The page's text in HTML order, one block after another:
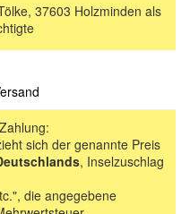
37603 Holzminden als
sich der genannte Preis
, Inselzuschlag
die angegebene